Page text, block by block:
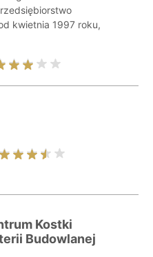
kwietnia 1997 roku,
Kostki
Budowlanej